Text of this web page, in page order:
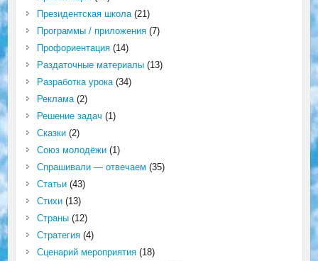
Президентская школа(21)
Программы / приложения(7)
Профориентация(14)
Раздаточные материалы(13)
Разработка урока(34)
Реклама(2)
Решение задач (1)
Сказки(2)
Союз молодёжи(1)
Спрашивали — отвечаем (35)
Статьи(43)
Стихи(13)
Страны(12)
Стратегия(4)
Сценарий мероприятия(18)